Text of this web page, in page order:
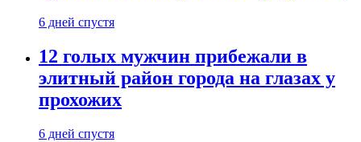
6 дней спустя
12 голых мужчин прибежали в
элитный район города на глазах у
прохожих
6 дней спустя